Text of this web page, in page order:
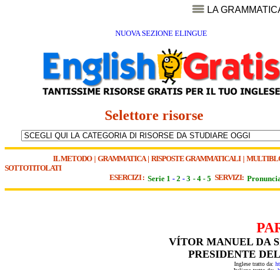
LA
NUOVA SEZIONE ELINGUE
Selettore risorse
IL METODO| GRAMMATICA| RISPOSTE GRAMMATICALI|
SOTTOTITOLATI
ESERCIZI : Serie 1 - 2 - 3 - 4 - 5 SERVIZI:
VÍTOR MANUEL DA
PRESIDENTE
Inglese tratto da: